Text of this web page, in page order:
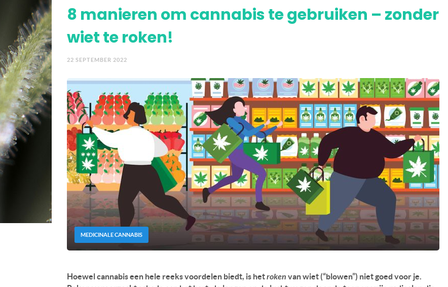
8 manieren om cannabis te gebruiken – zonder
wiet te roken!
22 SEPTEMBER 2022
MEDICINALE CANNABIS
Hoewel cannabis een hele reeks voordelen biedt, is hetroken van wiet (“blowen”) niet goed voor je.